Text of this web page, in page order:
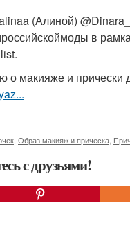
(Алиной)
в
макияже и прически
Образ макияж и прическа
с друзьями!